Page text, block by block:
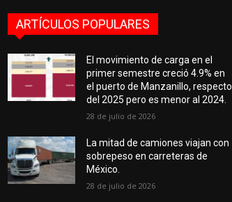
ARTÍCULOS POPULARES
El movimiento de carga en el
primer semestre creció 4.9% en
el puerto de Manzanillo, respecto
del 2025 pero es menor al 2024.
28 de julio de 2026
La mitad de camiones viajan con
sobrepeso en carreteras de
México.
28 de julio de 2026